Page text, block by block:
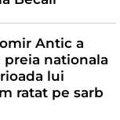
Antic a
preia nationala
lui
ratat pe sarb